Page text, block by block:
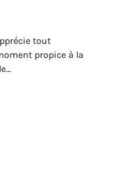
tout
propice à la